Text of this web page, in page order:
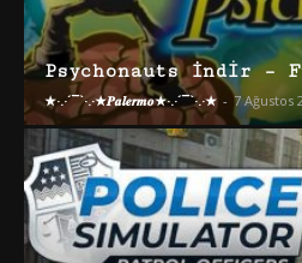
Psychonauts İndir –
★·.·´¯`·.·★𝑷𝒂𝒍𝒆𝒓𝒎𝒐★·.·´¯`·.·★ - 7 Ağustos